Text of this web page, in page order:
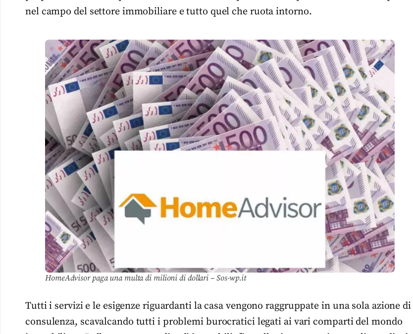
nel campo del settore immobiliare e tutto quel che ruota intorno.
HomeAdvisor paga una multa di milioni di dollari – Sos-wp.it
Tutti i servizi e le esigenze riguardanti la casa vengono raggruppate in una sola azione di
consulenza, scavalcando tutti i problemi burocratici legati ai vari comparti del mondo